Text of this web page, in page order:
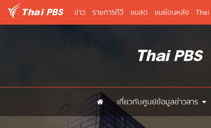
ข่าว รายการทีวี ชมสด ชมย้อนหลัง Thai
เกี่ยวกับศูนย์ข้อมูลข่าวสาร